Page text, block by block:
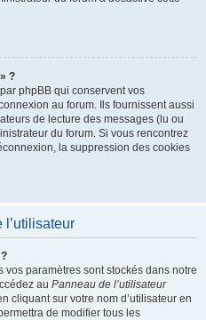
?
phpBB qui conservent vos
au forum. Ils fournissent aussi
de lecture des messages (lu ou
du forum. Si vous rencontrez
la suppression des cookies
l’utilisateur
vos paramètres sont stockés dans notre
au Panneau de l’utilisateur
cliquant sur votre nom d’utilisateur en
de modifier tous les